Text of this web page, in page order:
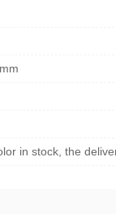
in stock, the